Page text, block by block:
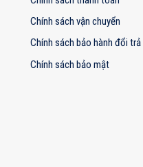
Chính sách vận chuyển
Chính sách bảo hành đổi trả
Chính sách bảo mật